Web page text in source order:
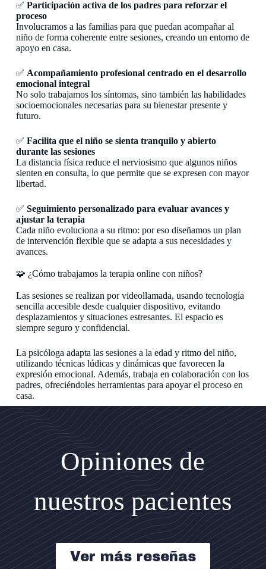
✅ Participación activa de los padres para reforzar el
proceso
Involucramos a las familias para que puedan acompañar al
niño de forma coherente entre sesiones, creando un entorno de
apoyo en casa.
✅ Acompañamiento profesional centrado en el desarrollo
emocional integral
No solo trabajamos los síntomas, sino también las habilidades
socioemocionales necesarias para su bienestar presente y
futuro.
✅ Facilita que el niño se sienta tranquilo y abierto
durante las sesiones
La distancia física reduce el nerviosismo que algunos niños
sienten en consulta, lo que permite que se expresen con mayor
libertad.
✅ Seguimiento personalizado para evaluar avances y
ajustar la terapia
Cada niño evoluciona a su ritmo: por eso diseñamos un plan
de intervención flexible que se adapta a sus necesidades y
avances.
🧩 ¿Cómo trabajamos la terapia online con niños?
Las sesiones se realizan por videollamada, usando tecnología
sencilla accesible desde cualquier dispositivo, evitando
desplazamientos y situaciones estresantes. El espacio es
siempre seguro y confidencial.
La psicóloga adapta las sesiones a la edad y ritmo del niño,
utilizando técnicas lúdicas y dinámicas que favorecen la
expresión emocional. Además, trabaja en colaboración con los
padres, ofreciéndoles herramientas para apoyar el proceso en
casa.
Opiniones de
nuestros pacientes
Ver más reseñas